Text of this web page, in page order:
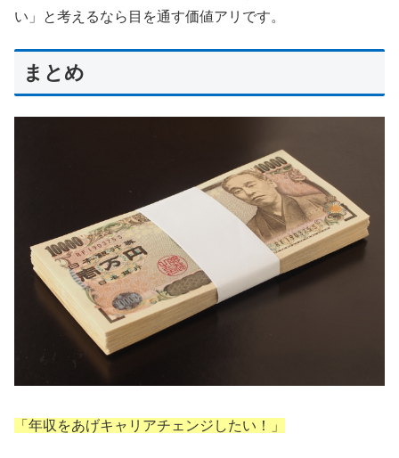
い」と考えるなら目を通す価値アリです。
まとめ
「年収をあげキャリアチェンジしたい！」